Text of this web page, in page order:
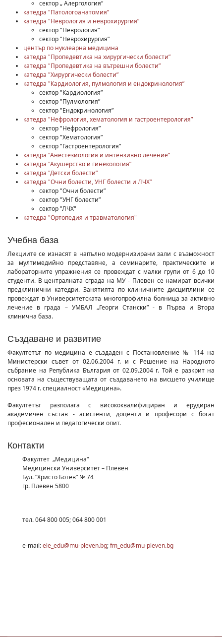
сектор „ Алергология“
катедра "Патологоанатомия”
катедра "Неврология и неврохирургия”
сектор "Неврология”
сектор "Неврохирургия”
център по нуклеарна медицина
катедра "Пропедевтика на хирургически болести”
катедра "Пропедевтика на вътрешни болести”
катедра "Хирургически болести”
катедра "Кардиология, пулмология и ендокринология”
сектор "Кардиология”
сектор "Пулмология”
сектор "Ендокринология”
катедра "Нефрология, хематология и гастроентерология”
сектор "Нефрология”
сектор "Хематология”
сектор "Гастроентерология”
катедра "Анестезиология и интензивно лечение”
катедра "Акушерство и гинекология”
катедра "Детски болести”
катедра "Очни болести, УНГ болести и ЛЧХ”
сектор "Очни болести”
сектор "УНГ болести”
сектор "ЛЧХ"
катедра "Ортопедия и травматология"
Учебна база
Лекциите се изнасят в напълно модернизирани зали с възможност
за мултимедийно представяне, а семинарите, практическите и
лабораторните упражнения се провеждат с малки групи от 6 до 10
студенти. В централната сграда на МУ - Плевен се намират всички
предклинични катедри. Занятията по клиничните дисциплини се
провеждат в Университетската многопрофилна болница за активно
лечение в града – УМБАЛ „Георги Стански” - в Първа и Втора
клинична база.
Създаване и развитие
Факултетът по медицина е създаден с Постановление № 114 на
Министерски съвет от 02.06.2004 г. и с Решение на Народното
събрание на Република България от 02.09.2004 г. Той е разкрит на
основата на съществуващата от създаването на висшето училище
през 1974 г. специалност «Медицина».
Факултетът разполага с висококвалифициран и ерудиран
академичен състав - асистенти, доценти и професори с богат
професионален и педагогически опит.
Контакти
Факултет „Медицина“
Медицински Университет – Плевен
Бул. “Христо Ботев” № 74
гр. Плевен 5800
тел. 064 800 005; 064 800 001
e-mail:ele_edu@mu-pleven.bg;fm_edu@mu-pleven.bg